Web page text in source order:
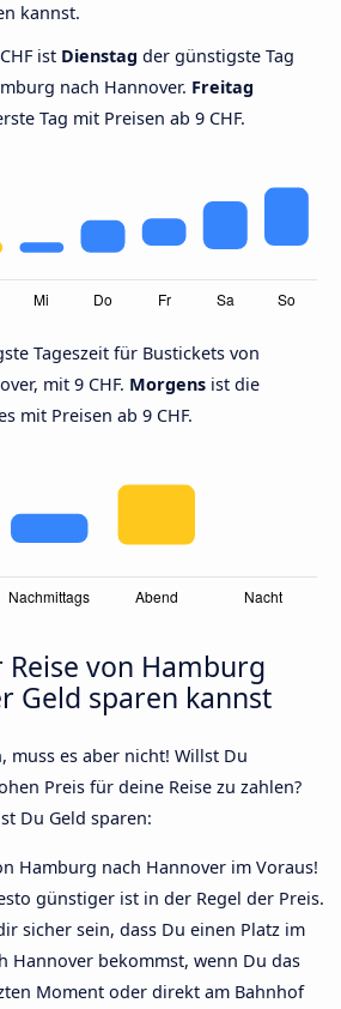
kannst.
ist Dienstag der günstigste Tag
nach Hannover. Freitag
Tag mit Preisen ab 9 CHF.
Tageszeit für Bustickets von
mit 9 CHF. Morgens ist die
mit Preisen ab 9 CHF.
von Hamburg
Geld sparen kannst
muss es aber nicht! Willst Du
Preis für deine Reise zu zahlen?
Du Geld sparen:
Hamburg nach Hannover im Voraus!
günstiger ist in der Regel der Preis.
sicher sein, dass Du einen Platz im
Hannover bekommst, wenn Du das
Moment oder direkt am Bahnhof